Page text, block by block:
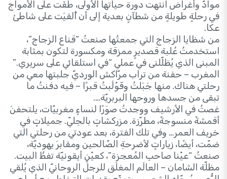
موادّ وأغراض انتهت دورة حياتها الأولى، طفَت على الأمواج
في رحلةٍ طويلةٍ من شطآنٍ بعدية إلى أن أُلقيَت على شاطئ
عكا.
من شظايا الزجاج التي جمعتُها صنعتُ “قناع الزجاج”،
استخدمتُ عُلبة قصديرٍ ممزقة ومكسورة لتكون بمثابة
المبنى الذي يُظلّلنى في عملي “في استلقائي على سريري.”
المغرب – حفنة من تراب مرّاكش الورديّ جلبتها معي من
رحلتي هناك. منها جَبَلتُ وقَوْلَبتُ قبرًا – فيه دفنتُ ما
تبقى من جسدها وروحها البربريّة….
غصتُ في الأرشيف ووجدتُ صوَرًا لنساءٍ مغربيّات، يلتحفنَ
أقمشةً منسوجةً، مطرّزة. مزركشاتٍ بالحِليّ. جميلاتٍ في
خريف العمر… وفي تلك الفترة، بعد عودتي من رحلتي التي
ضمّت، أيضًا، زياراتٍ لأضرحةِ الصّالحين ومقابرَ يهوديّة،
صنعتُ “عيْنا صاحبِ المُعجزة”، كعيْنٍ أيقونيّة تفظُ البيت.
مظلّة الشامان – العالَم المغلَق للرجل الروحانيّ الذي يُلقي